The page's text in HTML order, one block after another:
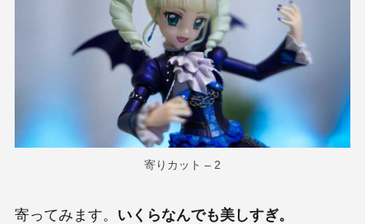
寄りカット – 2
寄ってみます。 いくらなんでも美しすぎ。